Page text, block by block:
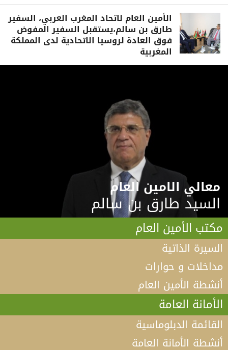
الأمين العام لاتحاد المغرب العربي، السفير
طارق بن سالم،يستقبل السفير المفوض
فوق العادة لروسيا الاتحادية لدى المملكة
المغربية
معالي الامين العام
السيد طارق بن سالم
مكتب الأمين العام
السيرة الذاتية
مداخلات و حوارات
أنشطة الأمين العام
الأمانة العامة
القائمة الدبلوماسية
أنشطة الأمانة العامة